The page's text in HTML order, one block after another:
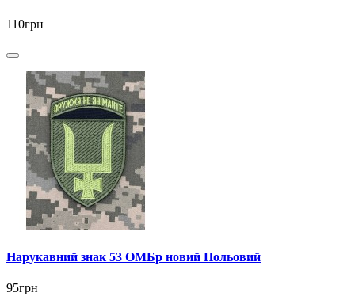
110грн
Нарукавний знак 53 ОМБр новий Польовий
95грн